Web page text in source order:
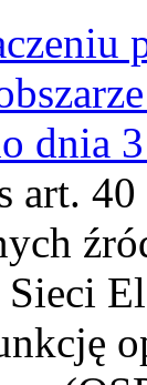
dnia
art.